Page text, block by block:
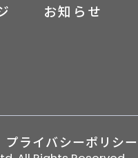
お知らせ
プライバシーポリシー